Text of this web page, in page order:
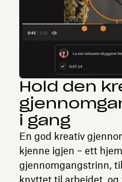
Hold den
i gang
En god kreativ
kjenne igjen – ett
gjennomgangstrinn,
knyttet til arbeidet, og